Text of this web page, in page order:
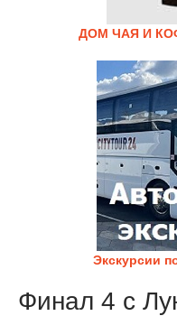
ДОМ ЧАЯ И
Экскурсии
Финал 4 с